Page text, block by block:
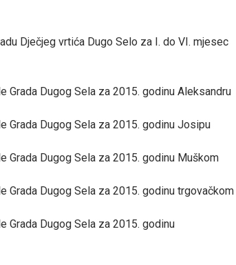
Dječjeg vrtića Dugo Selo za I. do VI. mjesec
Grada Dugog Sela za 2015. godinu Aleksandru
Grada Dugog Sela za 2015. godinu Josipu
Grada Dugog Sela za 2015. godinu Muškom
Grada Dugog Sela za 2015. godinu trgovačkom
Grada Dugog Sela za 2015. godinu